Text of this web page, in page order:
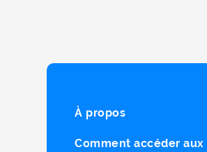
À propos
Comment accéder aux